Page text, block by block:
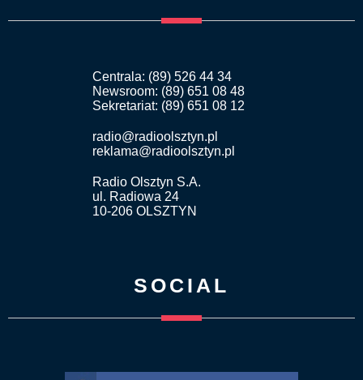
Centrala: (89) 526 44 34
Newsroom: (89) 651 08 48
Sekretariat: (89) 651 08 12
radio@radioolsztyn.pl
reklama@radioolsztyn.pl
Radio Olsztyn S.A.
ul. Radiowa 24
10-206 OLSZTYN
SOCIAL